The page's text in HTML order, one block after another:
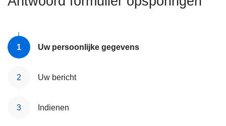
Uw persoonlijke gegevens
Uw bericht
Indienen